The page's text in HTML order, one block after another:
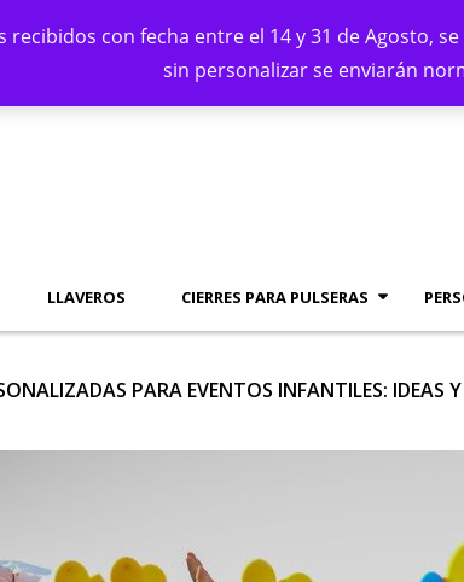
recibidos con fecha entre el 14 y 31 de
sin personalizar se enviarán
LLAVEROS CIERRES PARA PULSERAS
PARA EVENTOS INFANTILES: IDEAS